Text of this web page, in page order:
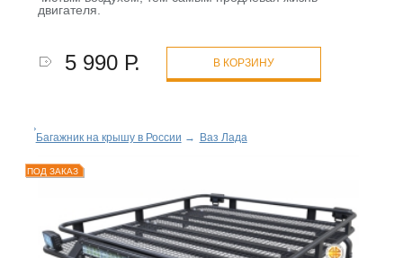
двигателя.
5 990 Р. В КОРЗИНУ
Багажник на крышу в России → Ваз Лада
ПОД ЗАКАЗ